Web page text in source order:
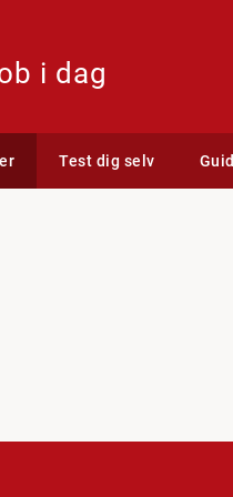
i dag
Test dig selv